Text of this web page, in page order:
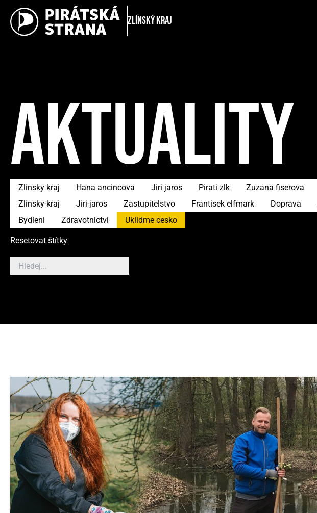
Zlínský kraj
AKTUALITY
Zlinsky kraj Hana ancincova Jiri jaros Pirati zlk Zuzana fiserova
Zlinsky-kraj
Jiri-jaros Zastupitelstvo Frantisek elfmark Doprava
Bydleni
Zdravotnictvi Uklidme cesko
Resetovat štítky